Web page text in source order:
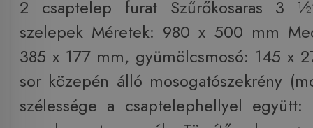
2 csaptelep furat Szűrőkosaras 3
szelepek Méretek: 980 x 500 mm
385 x 177 mm, gyümölcsmosó: 145 x
sor közepén álló mosogatószekrény
szélessége a csaptelephellyel